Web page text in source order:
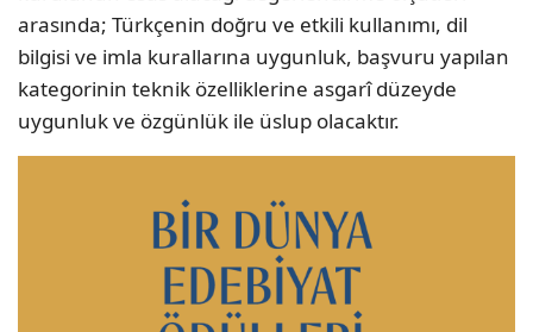
arasında; Türkçenin doğru ve etkili kullanımı, dil
bilgisi ve imla kurallarına uygunluk, başvuru yapılan
kategorinin teknik özelliklerine asgarî düzeyde
uygunluk ve özgünlük ile üslup olacaktır.